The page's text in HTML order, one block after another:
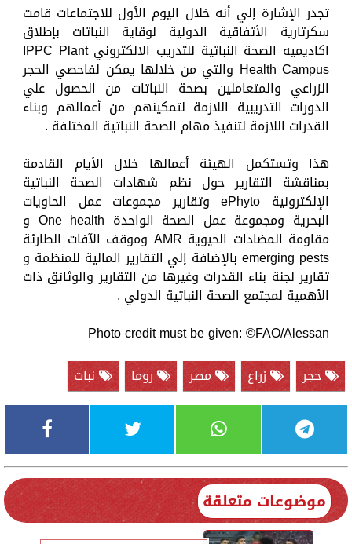
تجدر الإشارة إلي أنه خلال اليوم الأول للاجتماعات قامت
سكرتارية الأتفاقية الدولية لوقاية النباتات بإطلاق
اكاديميه الصحة النباتية للتدريب الالكتروني IPPC Plant
Health Campus والتي من خلالها يمكن لفاحصي الحجر
الزراعي والمتعاملين بصحة النباتات من الحصول علي
الدورات التدريبية اللازمة لتمكينهم من أعمالهم وبناء
القدرات اللازمة لتنفيذ مهام الصحة النباتية المختلفة .
هذا وتستكمل الهيئة أعمالها خلال الأيام القادمة
بمناقشة التقارير حول نظم شهادات الصحة النباتية
الإلكترونية ePhyto وتقارير مجموعات عمل الحاويات
البحرية ومجموعة عمل الصحة الواحدة One health و
مقاومة المضادات الحيوية AMR وموقف الآفات الطارئة
emerging pests بالإضافة إلي التقارير المالية للمنظمة و
تقارير لجنة بناء القدرات وغيرها من التقارير والوثائق ذات
الأهمية لمجتمع الصحة النباتية الدولي .
Photo credit must be given: ©️FAO/Alessan
حجر
زراع مصر روما نبات
موضوعات متعلقة